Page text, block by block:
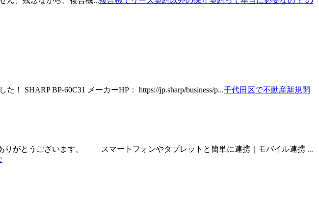
SHARP BP-60C31 メーカーHP： https://jp.sharp/business/p...千代田区で不動産新規開
りがとうございます。 スマートフォンやタブレットと簡単に連携｜モバイル連携 ...